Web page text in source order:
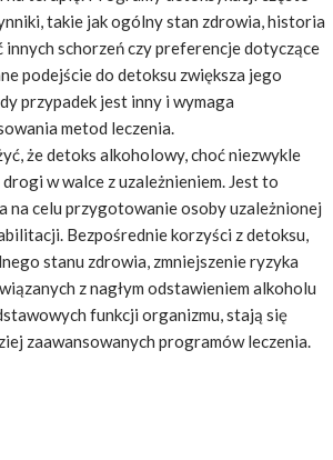
takie jak ogólny stan zdrowia, historia
innych schorzeń czy preferencje dotyczące
podejście do detoksu zwiększa jego
przypadek jest inny i wymaga
metod leczenia.
że detoks alkoholowy, choć niezwykle
w walce z uzależnieniem. Jest to
na celu przygotowanie osoby uzależnionej
Bezpośrednie korzyści z detoksu,
stanu zdrowia, zmniejszenie ryzyka
z nagłym odstawieniem alkoholu
funkcji organizmu, stają się
zaawansowanych programów leczenia.